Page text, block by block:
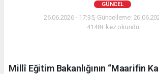
GÜNCEL
26.06.2026 - 17:35, Güncelleme:
4148+ kez okundu.
Millî Eğitim Bakanlığının “Maarifin